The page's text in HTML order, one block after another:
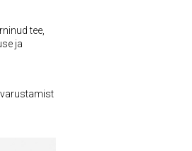
tee,
ja
varustamist